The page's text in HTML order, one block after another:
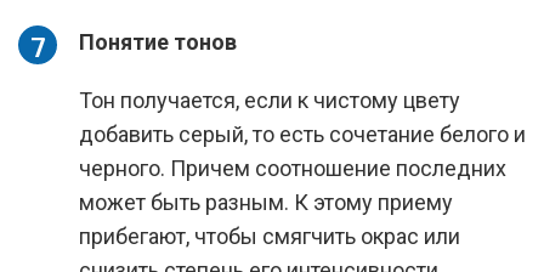
Понятие тонов
Тон получается, если к чистому цвету
добавить серый, то есть сочетание белого и
черного. Причем соотношение последних
может быть разным. К этому приему
прибегают, чтобы смягчить окрас или